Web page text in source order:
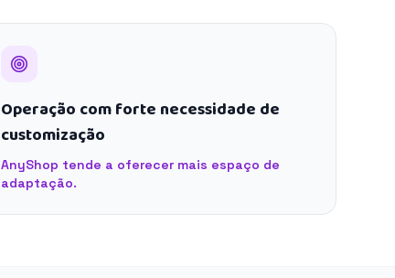
Operação com forte necessidade de
customização
AnyShop tende a oferecer mais espaço de
adaptação.